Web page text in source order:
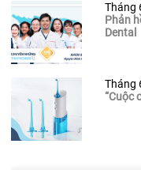
Tháng
Phản
Dental
Tháng
“Cuộc